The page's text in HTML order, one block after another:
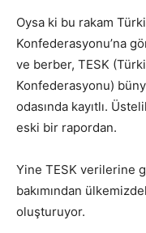
Oysa ki bu rakam
Konfederasyonu’na
ve berber, TESK
Konfederasyonu)
odasında kayıtlı.
eski bir rapordan.
Yine TESK verilerine
bakımından
oluşturuyor.